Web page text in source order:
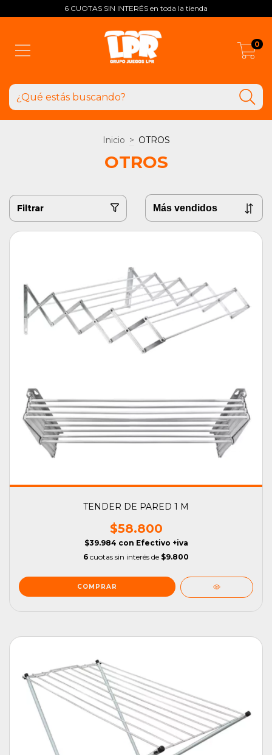
6 CUOTAS SIN INTERÉS en toda la tienda
0
Inicio > OTROS
OTROS
Filtrar
TENDER DE PARED 1 M
$58.800
$39.984 con Efectivo +iva
6 cuotas sin interés de $9.800